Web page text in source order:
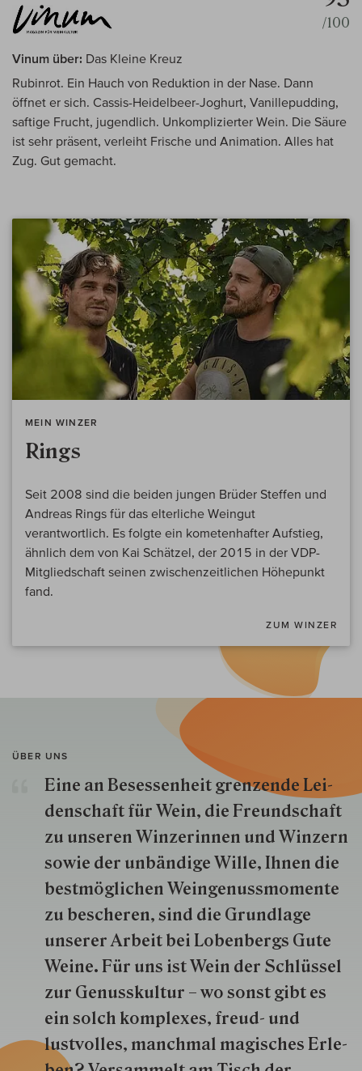
/100
Vinum über: Das Kleine Kreuz
Rubinrot. Ein Hauch von Reduktion in der Nase. Dann
öffnet er sich. Cassis-Heidelbeer-Joghurt, Vanillepudding,
saftige Frucht, jugendlich. Unkomplizierter Wein. Die Säure
ist sehr präsent, verleiht Frische und Animation. Alles hat
Zug. Gut gemacht.
MEIN WINZER
Rings
Seit 2008 sind die beiden jungen Brüder Steffen und
Andreas Rings für das elterliche Weingut
verantwortlich. Es folgte ein kometenhafter Aufstieg,
ähnlich dem von Kai Schätzel, der 2015 in der VDP-
Mitgliedschaft seinen zwischenzeitlichen Höhepunkt
fand.
ZUM WINZER
ÜBER UNS
Eine an Besessenheit gren­zende Lei­
den­schaft für Wein, die Freund­schaft
zu unseren Win­zer­innen und Win­zern
so­wie der un­bän­dige Wille, Ihnen die
best­mög­lich­en Wein­genuss­momente
zu besche­ren, sind die Grund­lage
unserer Arbeit bei Lobenbergs Gute
Weine. Für uns ist Wein der Schlüs­sel
zur Genuss­kultur – wo sonst gibt es
ein solch kom­plexes, freud- und
lustvolles, manchmal ma­gisch­es Er­le­